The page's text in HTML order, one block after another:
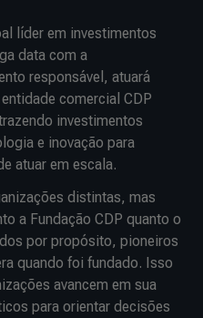
líder em investimentos
data com a
responsável, atuará
comercial CDP
investimentos
e inovação para
atuar em escala.
distintas, mas
a Fundação CDP quanto o
por propósito, pioneiros
quando foi fundado. Isso
avancem em sua
para orientar decisões